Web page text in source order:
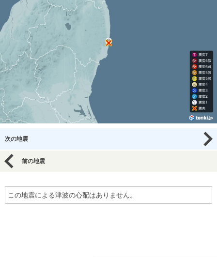
次の地震
前の地震
この地震による津波の心配はありません。